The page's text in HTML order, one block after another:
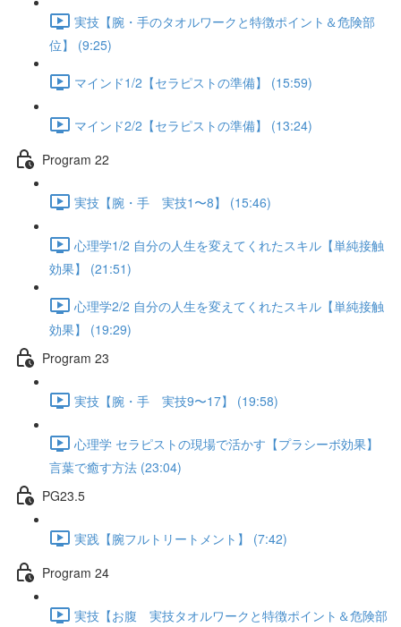
実技【腕・手のタオルワークと特徴ポイント＆危険部
位】 (9:25)
マインド1/2【セラピストの準備】 (15:59)
マインド2/2【セラピストの準備】 (13:24)
Program 22
実技【腕・手 実技1〜8】 (15:46)
心理学1/2 自分の人生を変えてくれたスキル【単純接触
効果】 (21:51)
心理学2/2 自分の人生を変えてくれたスキル【単純接触
効果】 (19:29)
Program 23
実技【腕・手 実技9〜17】 (19:58)
心理学 セラピストの現場で活かす【プラシーボ効果】
言葉で癒す方法 (23:04)
PG23.5
実践【腕フルトリートメント】 (7:42)
Program 24
実技【お腹 実技タオルワークと特徴ポイント＆危険部